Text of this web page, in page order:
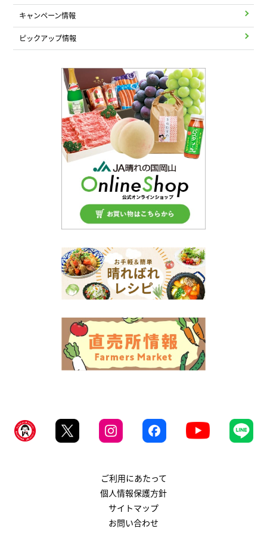
キャンペーン情報
ピックアップ情報
ご利用にあたって
個人情報保護方針
サイトマップ
お問い合わせ